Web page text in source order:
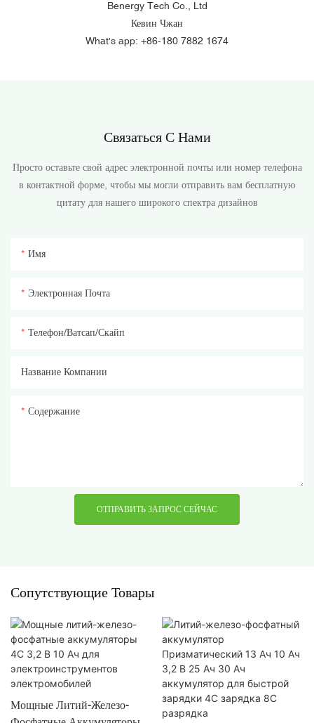
Benergy Tech Co., Ltd
Кевин Чжан
What's app: +86-180 7882 1674
Связаться С Нами
Просто оставьте свой адрес электронной почты или номер телефона
в контактной форме, чтобы мы могли отправить вам бесплатную
цитату для нашего широкого спектра дизайнов
Имя
Электронная Почта
Телефон/ватсап/скайп
Название Компании
Содержание
ОТПРАВИТЬ ЗАПРОС СЕЙЧАС
Сопутствующие Товары
Мощные Литий-Железо-